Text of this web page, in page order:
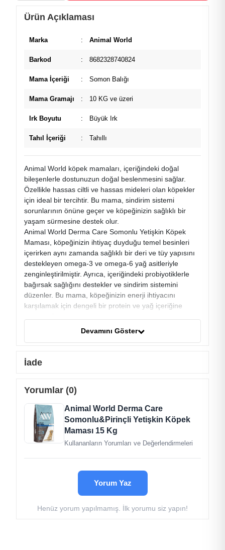
Ürün Açıklaması
Marka : Animal World
Barkod : 8682328740824
Mama İçeriği : Somon Balığı
Mama Gramajı : 10 KG ve üzeri
Irk Boyutu : Büyük Irk
Tahıl İçeriği : Tahıllı
Animal World köpek mamaları, içeriğindeki doğal
bileşenlerle dostunuzun doğal beslenmesini sağlar.
Özellikle hassas ciltli ve hassas mideleri olan köpekler
için ideal bir tercihtir. Bu mama, sindirim sistemi
sorunlarının önüne geçer ve köpeğinizin sağlıklı bir
yaşam sürmesine destek olur.
Animal World Derma Care Somonlu Yetişkin Köpek
Maması, köpeğinizin ihtiyaç duyduğu temel besinleri
içerirken aynı zamanda sağlıklı bir deri ve tüy yapısını
destekleyen omega-3 ve omega-6 yağ asitleriyle
zenginleştirilmiştir. Ayrıca, içeriğindeki probiyotiklerle
bağırsak sağlığını destekler ve sindirim sistemini
düzenler. Bu mama, köpeğinizin enerji ihtiyacını
karşılamak için dengeli bir protein ve yağ içeriğine
minerallerle desteklenmiş, köpeğinizin lezzetle
İçerik
Somon Proteini %12
Mısır
Rafine Tavuk Yağı
Hamsi Unu
Bira Mayası
Nükleotit Maya Proteini
Kurutulmuş Şeker Pancari
Prebiotik Mannan Oligo Sakkaritler.
Devamını Göster
İade
Yorumlar (0)
Animal World Derma Care
Somonlu&Pirinçli Yetişkin Köpek
Maması 15 Kg
Kullananların Yorumları ve Değerlendirmeleri
Yorum Yaz
Henüz yorum yapılmamış. İlk yorumu siz yapın!